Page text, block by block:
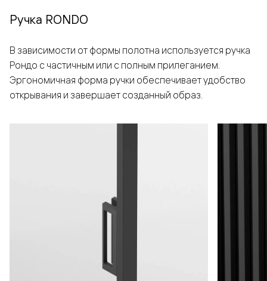
Ручка RONDO
В зависимости от формы полотна используется ручка
Рондо с частичным или с полным прилеганием.
Эргономичная форма ручки обеспечивает удобство
открывания и завершает созданный образ.